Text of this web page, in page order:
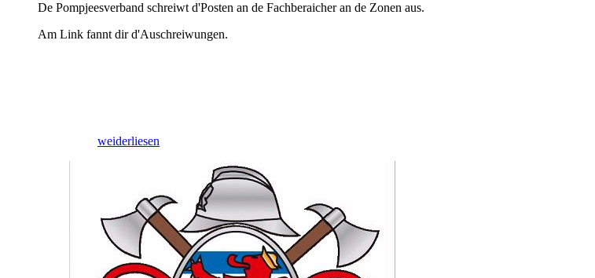
De Pompjeesverband schreiwt d'Posten an de Fachberaicher an de Zonen aus.
Am Link fannt dir d'Auschreiwungen.
weiderliesen